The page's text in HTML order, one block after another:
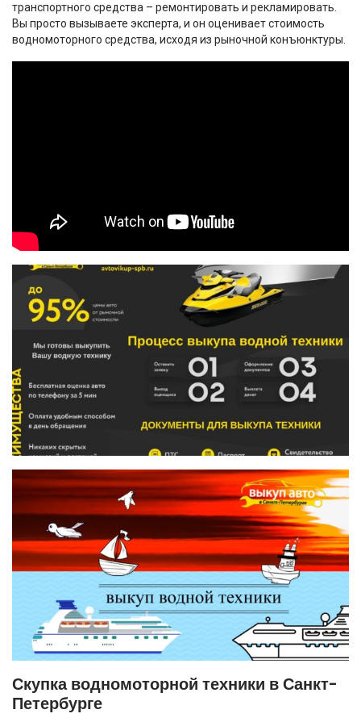
транспортного средства – ремонтировать и рекламировать.
Вы просто вызываете эксперта, и он оценивает стоимость
водномоторного средства, исходя из рыночной конъюнктуры.
Скупка водномоторной техники в Санкт-
Петербурге